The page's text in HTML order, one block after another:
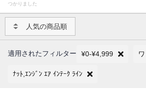
つかりました
人気の商品順
適用されたフィルター ¥0-¥4,999
ﾅｯﾄ,ｴﾝｼﾞﾝ ｴｱ ｲﾝﾃｰｸ ﾗｲﾝ